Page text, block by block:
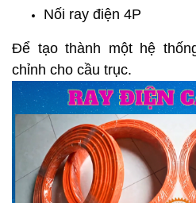
Nối ray điện 4P
Để tạo thành một hệ
chỉnh cho cầu trục.